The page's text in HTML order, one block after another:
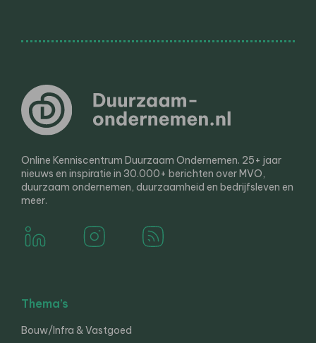
Online Kenniscentrum Duurzaam Ondernemen. 25+ jaar
nieuws en inspiratie in 30.000+ berichten over MVO,
duurzaam ondernemen, duurzaamheid en bedrijfsleven en
meer.
Thema’s
Bouw/Infra & Vastgoed